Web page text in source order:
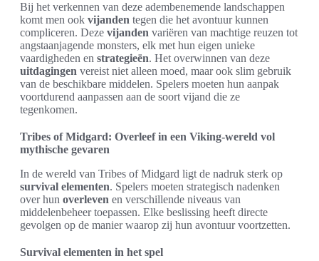
Bij het verkennen van deze adembenemende landschappen
komt men ook vijanden tegen die het avontuur kunnen
compliceren. Deze vijanden variëren van machtige reuzen tot
angstaanjagende monsters, elk met hun eigen unieke
vaardigheden en strategieën. Het overwinnen van deze
uitdagingen vereist niet alleen moed, maar ook slim gebruik
van de beschikbare middelen. Spelers moeten hun aanpak
voortdurend aanpassen aan de soort vijand die ze
tegenkomen.
Tribes of Midgard: Overleef in een Viking-wereld vol
mythische gevaren
In de wereld van Tribes of Midgard ligt de nadruk sterk op
survival elementen. Spelers moeten strategisch nadenken
over hun overleven en verschillende niveaus van
middelenbeheer toepassen. Elke beslissing heeft directe
gevolgen op de manier waarop zij hun avontuur voortzetten.
Survival elementen in het spel